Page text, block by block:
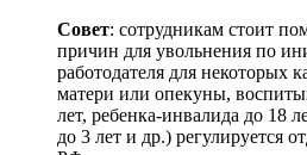
Совет: сотрудникам стоит
причин для увольнения по
работодателя для некоторых
матери или опекуны,
лет, ребенка-инвалида до 18
до 3 лет и др.) регулируется